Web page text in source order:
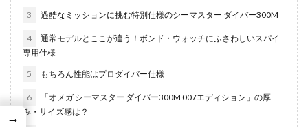
3 過酷なミッションに挑む特別仕様のシーマスター ダイバー300M
4
通常モデルとここが違う！ボンド・ウォッチにふさわしいスパイ
専用仕様
5 もちろん性能はプロダイバー仕様
6
「オメガ シーマスター ダイバー300M 007エディション」の厚
み・サイズ感は？
→